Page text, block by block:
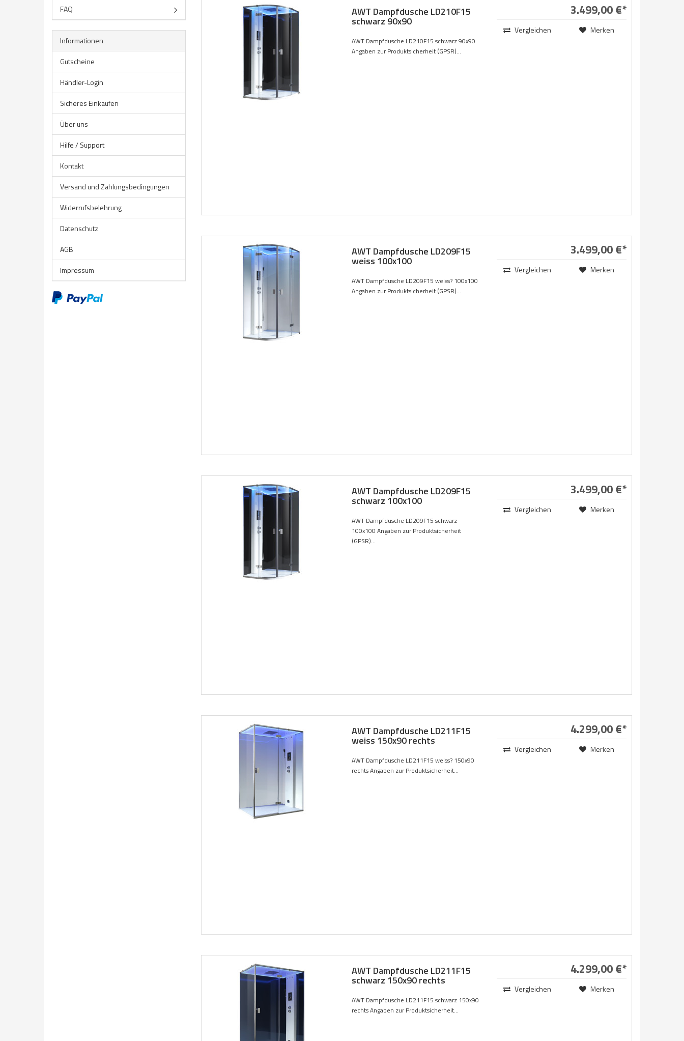
FAQ
Informationen
Gutscheine
Händler-Login
Sicheres Einkaufen
Über uns
Hilfe / Support
Kontakt
Versand und Zahlungsbedingungen
Widerrufsbelehrung
Datenschutz
AGB
Impressum
AWT Dampfdusche LD210F15
schwarz 90x90
AWT Dampfdusche LD210F15 schwarz 90x90
Angaben zur Produktsicherheit (GPSR)...
3.499,00 €*
Vergleichen Merken
AWT Dampfdusche LD209F15
weiss 100x100
AWT Dampfdusche LD209F15 weiss? 100x100
Angaben zur Produktsicherheit (GPSR)...
3.499,00 €*
Vergleichen Merken
AWT Dampfdusche LD209F15
schwarz 100x100
AWT Dampfdusche LD209F15 schwarz
100x100 Angaben zur Produktsicherheit
(GPSR)...
3.499,00 €*
Vergleichen Merken
AWT Dampfdusche LD211F15
weiss 150x90 rechts
AWT Dampfdusche LD211F15 weiss? 150x90
rechts Angaben zur Produktsicherheit...
4.299,00 €*
Vergleichen Merken
AWT Dampfdusche LD211F15
schwarz 150x90 rechts
AWT Dampfdusche LD211F15 schwarz 150x90
rechts Angaben zur Produktsicherheit...
4.299,00 €*
Vergleichen Merken